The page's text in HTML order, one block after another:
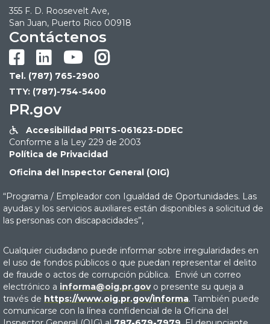
355 F. D. Roosevelt Ave,
San Juan, Puerto Rico 00918
Contáctenos

  
Tel. (787) 765-2900
TTY: (787)-754-5400
PR.gov

Accesibilidad PRITS-061623-DDEC
Conforme a la Ley 229 de 2003
Política de Privacidad
Oficina del Inspector General (OIG)
“Programa / Empleador con Igualdad de Oportunidades. Las
ayudas y los servicios auxiliares están disponibles a solicitud de
las personas con discapacidades”,
Cualquier ciudadano puede informar sobre irregularidades en
el uso de fondos públicos o que puedan representar el delito
de fraude o actos de corrupción pública. Envié un correo
electrónico a informa@oig.pr.govo presente su queja a
través de https://www.oig.pr.gov/informa. También puede
comunicarse con la línea confidencial de la Oficina del